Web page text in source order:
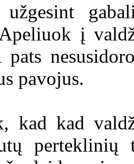
į
pavojus.
kad kad